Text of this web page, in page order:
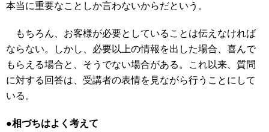
本当に重要なことしか言わないからだという。
もちろん、お客様が必要としていることは伝えなければ
ならない。しかし、必要以上の情報を出した場合、喜んで
もらえる場合と、そうでない場合がある。これ以来、質問
に対する回答は、受講者の表情を見ながら行うことにして
いる。
●相づちはよく考えて